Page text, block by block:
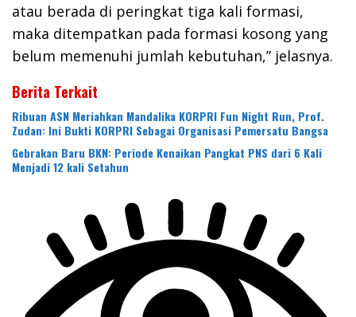
atau berada di peringkat tiga kali formasi,
maka ditempatkan pada formasi kosong yang
belum memenuhi jumlah kebutuhan,” jelasnya.
Berita Terkait
Ribuan ASN Meriahkan Mandalika KORPRI Fun Night Run, Prof.
Zudan: Ini Bukti KORPRI Sebagai Organisasi Pemersatu Bangsa
Gebrakan Baru BKN: Periode Kenaikan Pangkat PNS dari 6 Kali
Menjadi 12 kali Setahun